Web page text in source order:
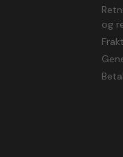
og
Frakt